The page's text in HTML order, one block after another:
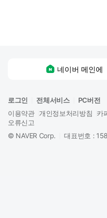
네이버 메인에
로그인
전체서비스
PC버전
이용약관 개인정보처리방침 카
오류신고
© NAVER Corp. 대표번호 :